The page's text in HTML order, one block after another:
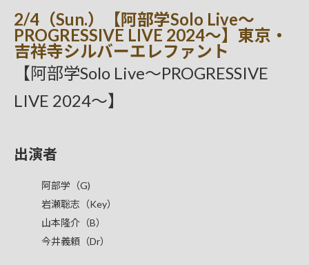
2/4（Sun.）【阿部学Solo Live〜
PROGRESSIVE LIVE 2024〜】東京・
吉祥寺シルバーエレファント
【阿部学Solo Live〜PROGRESSIVE
LIVE 2024〜】
出演者
阿部学（G)
岩瀬聡志（Key）
山本隆介（B）
今井義頼（Dr）